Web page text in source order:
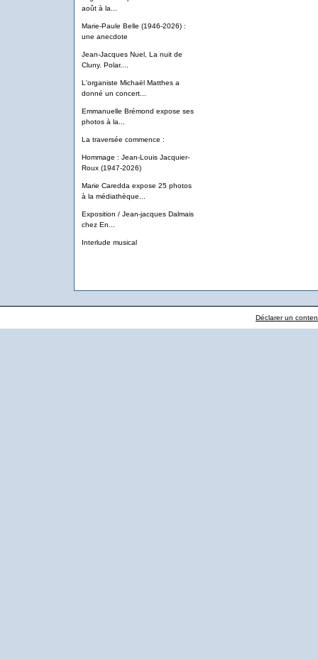
août à la...
Marie-Paule Belle (1946-2026) :
une anecdote
Jean-Jacques Nuel, La nuit de
Cluny. Polar....
L'organiste Michaël Matthes a
donné un concert...
Emmanuelle Brémond expose ses
photos à la...
La traversée commence :
Hommage : Jean-Louis Jacquier-
Roux (1947-2026)
Marie Caredda expose 25 photos
à la médiathèque...
Exposition / Jean-jacques Dalmais
chez En...
Interlude musical
Déclarer un